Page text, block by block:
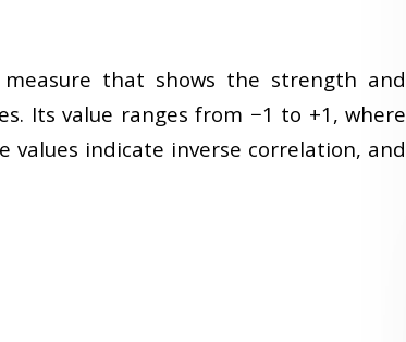
that shows the strength and
Its value ranges from −1 to +1, where
values indicate inverse correlation, and